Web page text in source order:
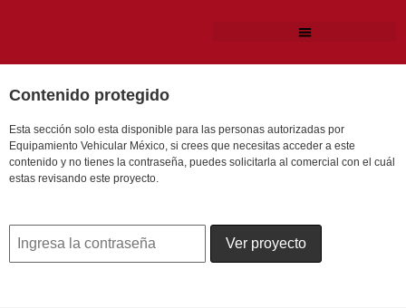
Contenido protegido
Esta sección solo esta disponible para las personas autorizadas por
Equipamiento Vehicular México, si crees que necesitas acceder a este
contenido y no tienes la contraseña, puedes solicitarla al comercial con el cuál
estas revisando este proyecto.